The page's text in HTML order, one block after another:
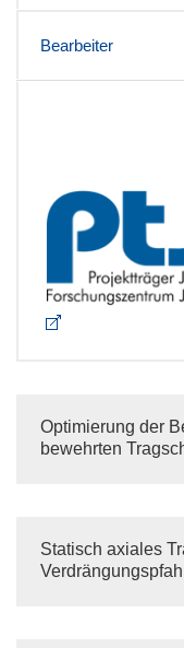
Bearbeiter
Optimierung der
bewehrten
Statisch axiales